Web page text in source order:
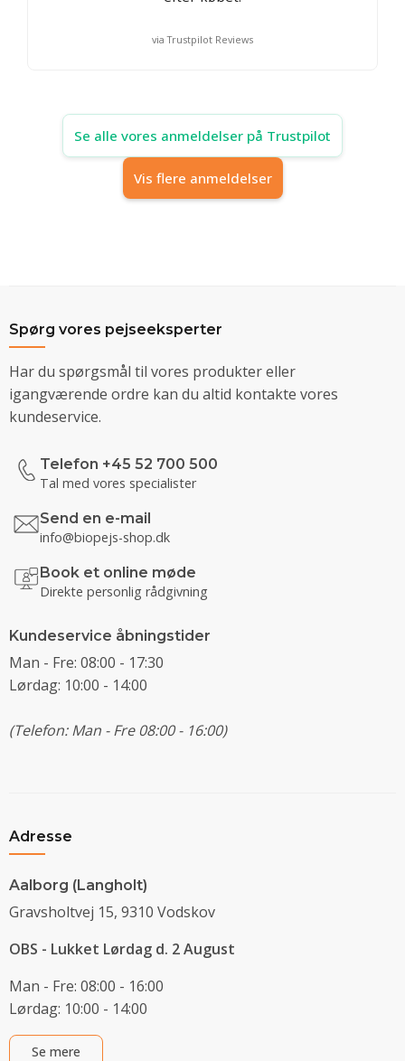
via Trustpilot Reviews
Se alle vores anmeldelser på Trustpilot
Vis flere anmeldelser
Spørg vores pejseeksperter
Har du spørgsmål til vores produkter eller
igangværende ordre kan du altid kontakte vores
kundeservice.
Telefon +45 52 700 500
Tal med vores specialister
Send en e-mail
info@biopejs-shop.dk
Book et online møde
Direkte personlig rådgivning
Kundeservice åbningstider
Man - Fre: 08:00 - 17:30
Lørdag: 10:00 - 14:00
(Telefon: Man - Fre 08:00 - 16:00)
Adresse
Aalborg (Langholt)
Gravsholtvej 15, 9310 Vodskov
OBS - Lukket Lørdag d. 2 August
Man - Fre: 08:00 - 16:00
Lørdag: 10:00 - 14:00
Se mere